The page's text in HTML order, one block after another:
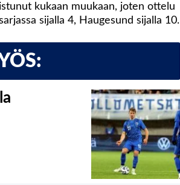
kukaan muukaan, joten ottelu
sijalla 4, Haugesund sijalla 10.